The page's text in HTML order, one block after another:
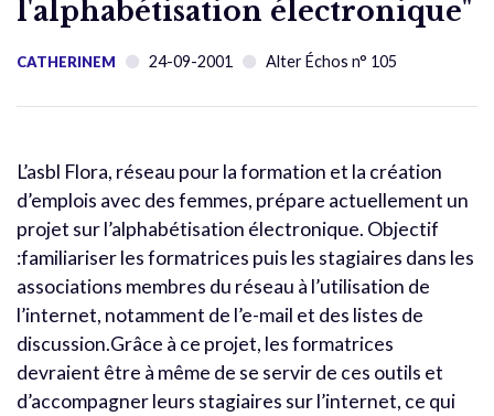
l'alphabétisation électronique"
CATHERINEM 24-09-2001 Alter Échos n° 105
L’asbl Flora, réseau pour la formation et la création
d’emplois avec des femmes, prépare actuellement un
projet sur l’alphabétisation électronique. Objectif
:familiariser les formatrices puis les stagiaires dans les
associations membres du réseau à l’utilisation de
l’internet, notamment de l’e-mail et des listes de
discussion.Grâce à ce projet, les formatrices
devraient être à même de se servir de ces outils et
d’accompagner leurs stagiaires sur l’internet, ce qui